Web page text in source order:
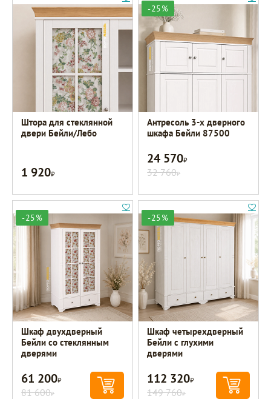
Штора для стеклянной
двери Бейли/Лебо
1 920Р
-25%
Антресоль 3-х дверного
шкафа Бейли 87500
24 570Р
32 760Р
-25%
Шкаф двухдверный
Бейли со стеклянным
дверями
61 200Р
81 600Р
-25%
Шкаф четырехдверный
Бейли с глухими
дверями
112 320Р
149 760Р